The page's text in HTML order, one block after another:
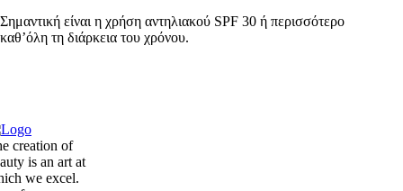
Σημαντική είναι η χρήση αντηλιακού SPF 30 ή περισσότερο
καθ’όλη τη διάρκεια του χρόνου.
creation of
is an art at
we excel.